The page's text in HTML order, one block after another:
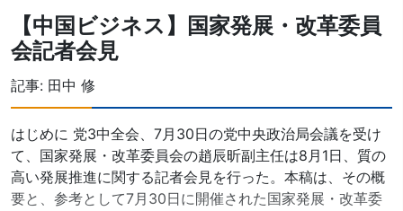
【中国ビジネス】国家発展・改革委員
会記者会見
記事: 田中 修
はじめに 党3中全会、7月30日の党中央政治局会議を受け
て、国家発展・改革委員会の趙辰昕副主任は8月1日、質の
高い発展推進に関する記者会見を行った。本稿は、その概
要と、参考として7月30日に開催された国家発展・改革委